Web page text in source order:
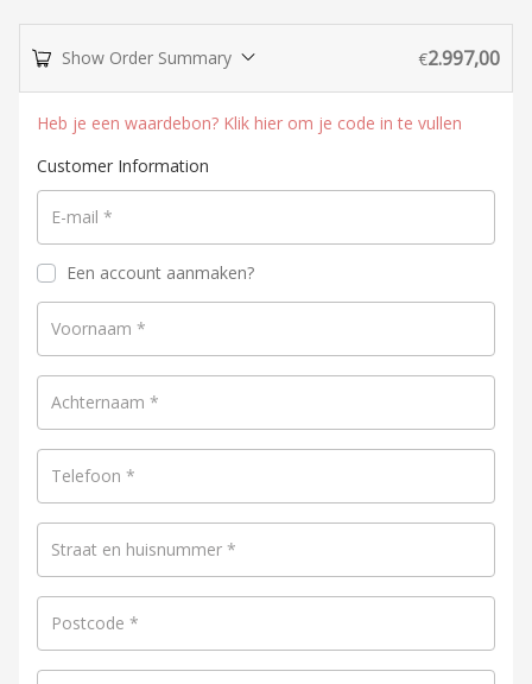
Show Order Summary €2.997,00
Heb je een waardebon? Klik hier om je code in te vullen
Customer Information
E-mail *
Een account aanmaken?
Voornaam *
Achternaam *
Telefoon *
Straat en huisnummer *
Postcode *